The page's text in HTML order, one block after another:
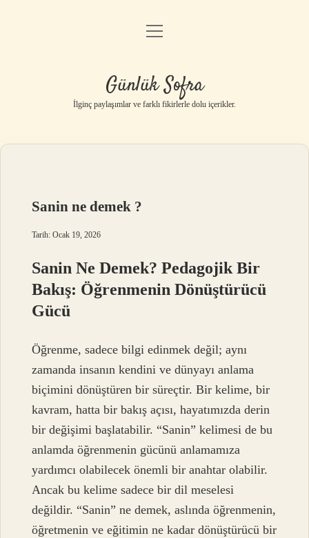
Anasayfa
Yasal Uyarı
menüyü
Günlük Sofra
İlginç paylaşımlar ve farklı fikirlerle dolu içerikler.
Sanin ne demek ?
Tarih: Ocak 19, 2026
Sanin Ne Demek? Pedagojik Bir
Bakış: Öğrenmenin Dönüştürücü
Gücü
Öğrenme, sadece bilgi edinmek değil; aynı
zamanda insanın kendini ve dünyayı anlama
biçimini dönüştüren bir süreçtir. Bir kelime, bir
kavram, hatta bir bakış açısı, hayatımızda derin
bir değişimi başlatabilir. “Sanin” kelimesi de bu
anlamda öğrenmenin gücünü anlamamıza
yardımcı olabilecek önemli bir anahtar olabilir.
Ancak bu kelime sadece bir dil meselesi
değildir. “Sanin” ne demek, aslında öğrenmenin,
öğretmenin ve eğitimin ne kadar dönüştürücü bir